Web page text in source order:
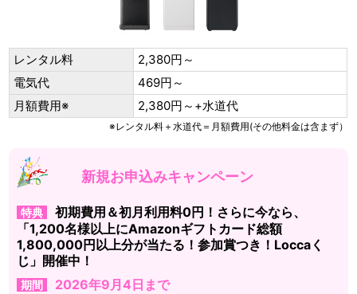
レンタル料
2,380円～
電気代
469円～
月額費用※
2,380円～+水道代
※レンタル料＋水道代＝月額費用(その他料金は含まず）
新規お申込みキャンペーン
特典
初期費用＆初月利用料0円！さらに今なら、
「1,200名様以上にAmazonギフトカード総額
1,800,000円以上分が当たる！参加賞つき！Loccaく
じ」開催中！
期間 2026年9月4日まで